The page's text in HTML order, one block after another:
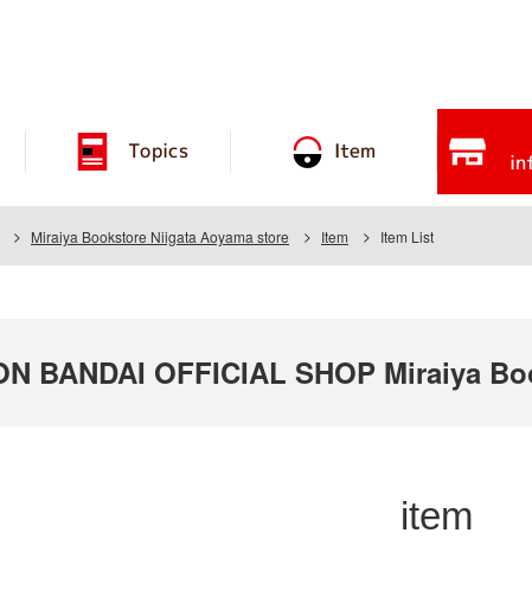
Topics Item
Miraiya Bookstore Niigata Aoyama store Item Item List
BANDAI OFFICIAL SHOP Miraiya
item